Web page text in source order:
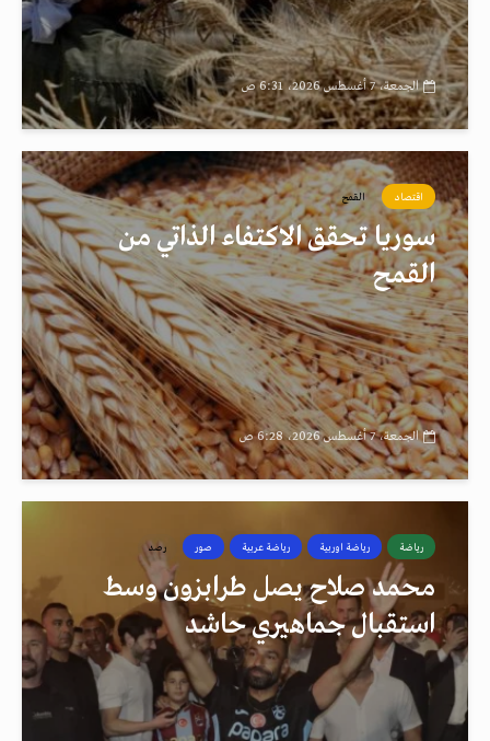
الجمعة، 7 أغسطس 2026، 6:31 ص
اقتصاد القمح
سوريا تحقق الاكتفاء الذاتي من
القمح
الجمعة، 7 أغسطس 2026، 6:28 ص
رياضة رياضة اوربية رياضة عربية صور رصد
محمد صلاح يصل طرابزون وسط
استقبال جماهيري حاشد